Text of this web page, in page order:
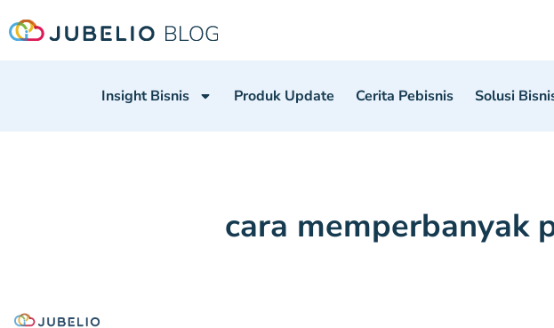
Insight Bisnis Produk Update Cerita Pebisnis Solusi
cara memperbanyak